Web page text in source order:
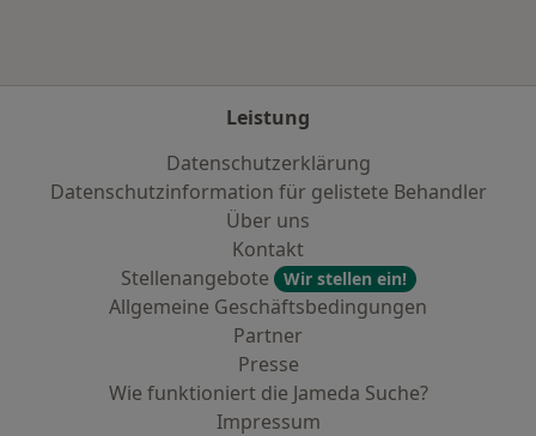
Leistung
Datenschutzerklärung
Datenschutzinformation für gelistete Behandler
Über uns
Kontakt
Stellenangebote
Wir stellen ein!
Allgemeine Geschäftsbedingungen
Partner
Presse
Wie funktioniert die Jameda Suche?
Impressum